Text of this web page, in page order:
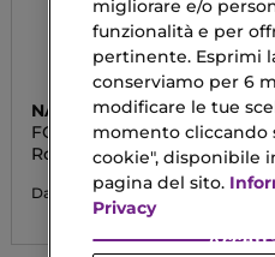
NAJ OLEARI
FOREVER MATTE
LIPSTICK
Rossetto Mat
Da 17,55 €
migliorare e/o
funzionalità e per
pertinente. Esprimi
conserviamo per 6
modificare le tue
momento cliccando
cookie", disponibile
pagina del sito.
Privacy